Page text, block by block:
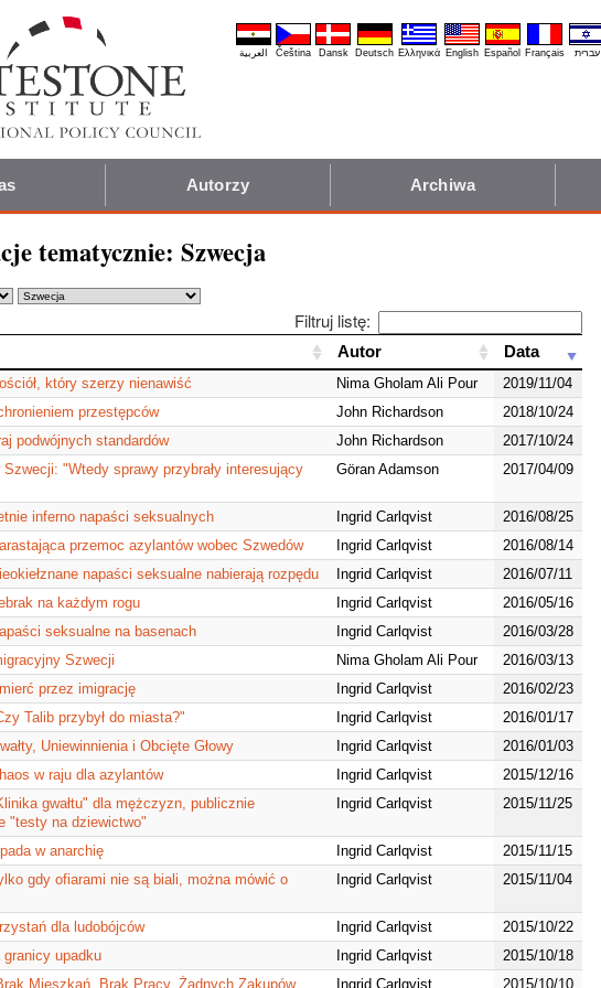
العربية Čeština Dansk Deutsch Ελληνικά English Español Français עברית
Autorzy Archiwa
tematycznie: Szwecja
Filtruj listę:
Autor Data
który szerzy nienawiść Nima Gholam Ali Pour
2019/11/04
przestępców
John Richardson
2018/10/24
podwójnych standardów
John Richardson
2017/10/24
Szwecji: "Wtedy sprawy przybrały interesujący
Göran Adamson 2017/04/09
inferno napaści seksualnych Ingrid Carlqvist
2016/08/25
przemoc azylantów wobec Szwedów
Ingrid Carlqvist
2016/08/14
napaści seksualne nabierają rozpędu
Ingrid Carlqvist
2016/07/11
na każdym rogu
Ingrid Carlqvist
2016/05/16
seksualne na basenach
Ingrid Carlqvist
2016/03/28
Szwecji
Nima Gholam Ali Pour
2016/03/13
przez imigrację
Ingrid Carlqvist
2016/02/23
Talib przybył do miasta?"
Ingrid Carlqvist
2016/01/17
Uniewinnienia i Obcięte Głowy
Ingrid Carlqvist
2016/01/03
w raju dla azylantów
Ingrid Carlqvist
2015/12/16
gwałtu" dla mężczyzn, publicznie
"testy na dziewictwo"
Ingrid Carlqvist 2015/11/25
w anarchię Ingrid Carlqvist
2015/11/15
gdy ofiarami nie są biali, można mówić o
Ingrid Carlqvist 2015/11/04
dla ludobójców Ingrid Carlqvist
2015/10/22
upadku
Ingrid Carlqvist
2015/10/18
Mieszkań, Brak Pracy, Żadnych Zakupów
Ingrid Carlqvist 2015/10/10
Autor Data